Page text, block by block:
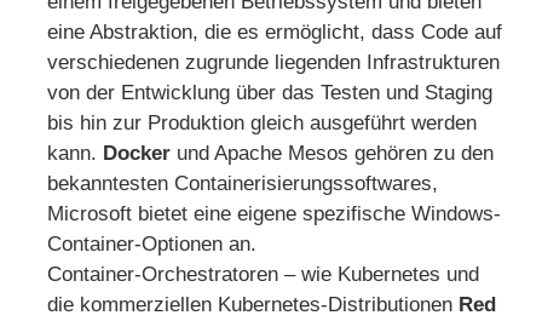
eine Abstraktion, die es ermöglicht, dass Code auf
verschiedenen zugrunde liegenden Infrastrukturen
von der Entwicklung über das Testen und Staging
bis hin zur Produktion gleich ausgeführt werden
kann. Dockerund Apache Mesos gehören zu den
bekanntesten Containerisierungssoftwares,
Microsoft bietet eine eigene spezifische Windows-
Container-Optionen an.
Container-Orchestratoren – wie Kubernetes und
die kommerziellen Kubernetes-Distributionen Red